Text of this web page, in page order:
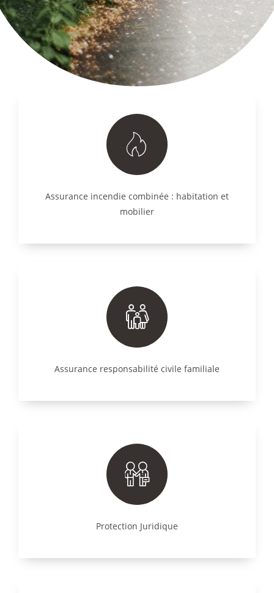
Assurance incendie combinée : habitation et
mobilier
Assurance responsabilité civile familiale
Protection Juridique